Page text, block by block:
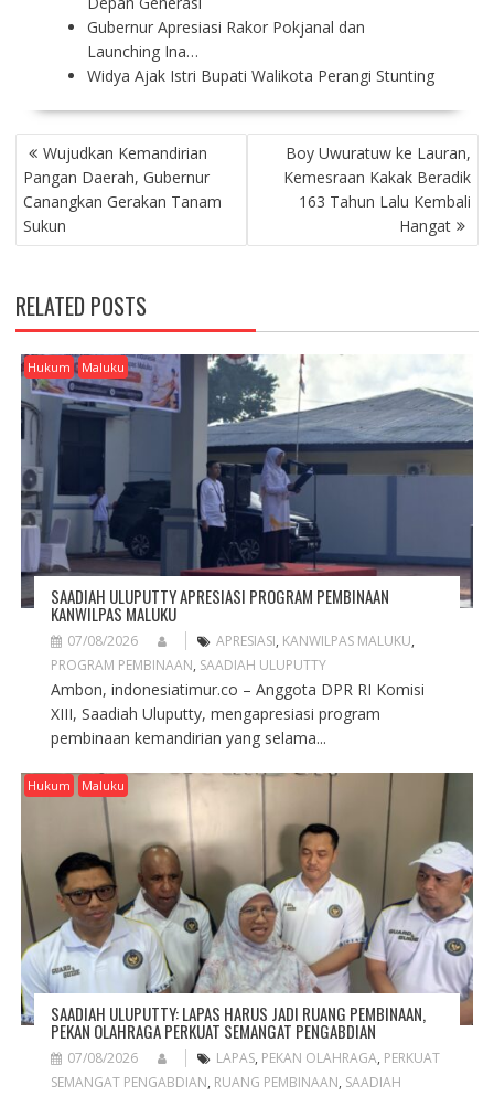
Gubernur Apresiasi Rakor Pokjanal dan
Launching Ina…
Widya Ajak Istri Bupati Walikota Perangi Stunting
P
O
S
T
N
V
I
G
A
T
O
Wujudkan Kemandirian
Pangan Daerah, Gubernur
Canangkan Gerakan Tanam
Sukun
Boy Uwuratuw ke Lauran,
Kemesraan Kakak Beradik
163 Tahun Lalu Kembali
Hangat
RELATED POSTS
Hukum Maluku
SAADIAH ULUPUTTY APRESIASI PROGRAM PEMBINAAN
KANWILPAS MALUKU
07/08/2026 APRESIASI, KANWILPAS MALUKU,
PROGRAM PEMBINAAN, SAADIAH ULUPUTTY
Ambon, indonesiatimur.co – Anggota DPR RI Komisi
XIII, Saadiah Uluputty, mengapresiasi program
pembinaan kemandirian yang selama...
Hukum Maluku
SAADIAH ULUPUTTY: LAPAS HARUS JADI RUANG PEMBINAAN,
PEKAN OLAHRAGA PERKUAT SEMANGAT PENGABDIAN
07/08/2026 LAPAS, PEKAN OLAHRAGA, PERKUAT
SEMANGAT PENGABDIAN, RUANG PEMBINAAN, SAADIAH